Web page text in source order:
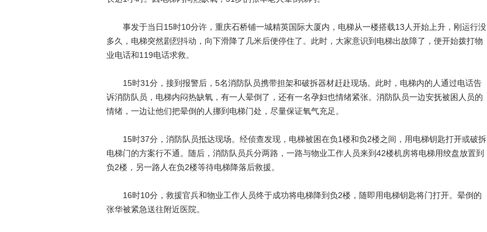
事发于当日15时10分许，重庆石桥铺一城精英国际大厦内，电梯从一楼搭载13人开始上升，刚运行没
多久，电梯突然剧烈抖动，向下滑降了几米后便停住了。此时，大家意识到电梯出故障了，便开始拨打物
业电话和119电话求救。
15时31分，接到报警后，5名消防队员携带担架和破拆器材赶赴现场。此时，电梯内的人通过电话告
诉消防队员，电梯内闷热缺氧，有一人晕倒了，还有一名孕妇也情绪紧张。消防队员一边安抚被困人员的
情绪，一边让他们把晕倒的人挪到电梯门处，尽量保证氧气充足。
15时37分，消防队员抵达现场。经侦查发现，电梯被困在负1楼和负2楼之间，用电梯钥匙打开或破拆
电梯门的方案行不通。随后，消防队员兵分两路，一路与物业工作人员来到42楼机房将电梯用绞盘放置到
负2楼，另一路人在负2楼等待电梯降落后救援。
16时10分，救援官兵和物业工作人员终于成功将电梯降到负2楼，随即用电梯钥匙将门打开。晕倒的
张华被紧急送往附近医院。